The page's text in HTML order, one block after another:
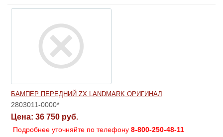
БАМПЕР ПЕРЕДНИЙ ZX LANDMARK ОРИГИНАЛ
2803011-0000*
Цена: 36 750 руб.
Подробнее уточняйте по телефону 8-800-250-48-11